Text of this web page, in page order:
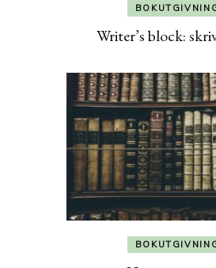
Writer’s block: